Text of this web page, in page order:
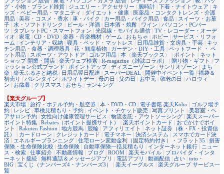
グ・小物・ブランド雑貨 | ジュエリー・アクセサリー | 腕時計 | 下着・ナイトウェア | キ
ッズ・ベビー用品・マタニティ | ダイエット・健康 | 医薬品・コンタクトレンズ・介護
用品 | 美容・コスメ・香水 | 車・バイク | カー用品・バイク用品 | 食品 | スイーツ・お菓
子 | 水・ソフトドリンク | ビール・洋酒 | 日本酒・焼酎 | ワイン | パソコン・PCパー
ツ | タブレットPC・スマートフォン | 光回線・モバイル通信 | TV・レコーダー・オーデ
ィオ | 家電 | CD・DVD | 楽器・音楽機材 | ゲーム | おもちゃ | ホビー | サービス・リフォ
ーム | インテリア・収納 | 寝具・ベッド・マットレス | 日用品雑貨・文房具・手芸 | キッ
チン用品・食器・調理器具 | 花・観葉植物 | ガーデン・DIY・工具 | ペットフード ・ ペ
ット用品 | スポーツ・アウトドア | ゴルフ用品 | 本 （楽天ブックス ） | ポイント | ネット
ショップ 開業・開店 | 楽天ウェブ検索 | R-magazine（雑誌コラボ） | 贈り物・ギフト | フ
ァッション公式ブランド | ポイントアップ| ディズニーゾーン | サンリオゾーン | まち
楽 | 楽天ふるさと納税 | 日用品翌日配達 | スーパーDEAL | 開催中イベント一覧 | 福袋＆
初売り | バレンタイン | ホワイトデー | 母の日 | 父の日 | お中元 | 敬老の日 | ハロウィ
ン | お歳暮 | クリスマス | おせち | ランキング
【楽天グループ】
楽天市場 | 旅行・ホテル予約・航空券 | 本・DVD・CD | 電子書籍 楽天Kobo | ゴルフ場予
約 | レシピ | 車検見積もり・予約 | イベント・チケット販売 | 写真プリント | 美容室・ヘ
アサロン予約 | 女性向け健康管理サービス | 物流委託・アウトソーシング | 楽天スーパー
ポイント特集 | Rebates（ポイント提携サイト） | 楽天ポイントカード | おでかけでポイ
ント | Rakuten Fashion | 地方競馬 | 競輪 | アフィリエイト | ネット証券（株・FX・投資信
託）
| カードローン | クレジットカード | 電子マネー | 決済システム | スマホでカード決
済 | エネルギープランニング | 住宅ローン変動金利（固定特約付き）・フラット35 | 損害
保険・生命保険比較 | 生命保険 | 自動車保険一括見積もり | インターネット銀行 | ニュー
ス・検索 | 仕事紹介 | 不動産情報 | ブログ | ROOM | 楽天モバイル | プロバイダ・インタ
ーネット接続 | 無料通話＆メッセージアプリ | 電話アプリ | 動画配信 | 占い | toto・
BIG | 宝くじ（ナンバーズ4・ナンバーズ3） | 楽天イーグルス | 楽天グループ サービス一
覧